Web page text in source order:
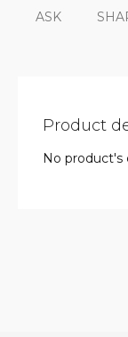
ASK
Product
No product's